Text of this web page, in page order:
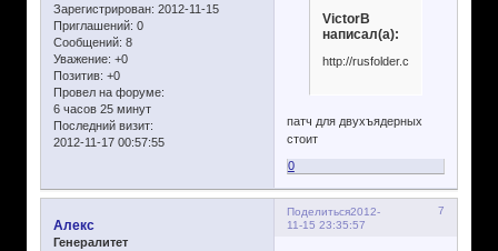
Зарегистрирован: 2012-11-15
Приглашений: 0
Сообщений: 8
Уважение: +0
Позитив: +0
Провел на форуме:
6 часов 25 минут
Последний визит:
2012-11-17 00:57:55
VictorB
написал(а):
http://rusfolder.com/33632443
патч для двухъядерных
стоит
0
Поделиться 7
2012-
11-15 23:35:57
Алекс
Генералитет